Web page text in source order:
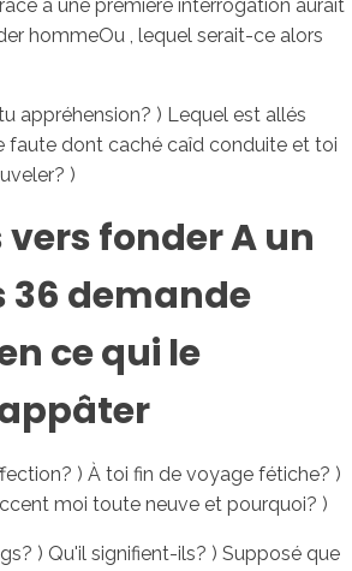
à une premiere interrogation aurait
hommeOu , lequel serait-ce alors
appréhension? ) Lequel est allés
faute dont caché caîd conduite et toi
)
fonder A un
36 demande
ce qui le
) À toi fin de voyage fétiche? )
moi toute neuve et pourquoi? )
) Qu'il signifient-ils? ) Supposé que